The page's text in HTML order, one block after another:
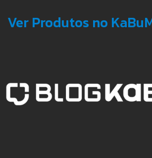
Ver Produtos no